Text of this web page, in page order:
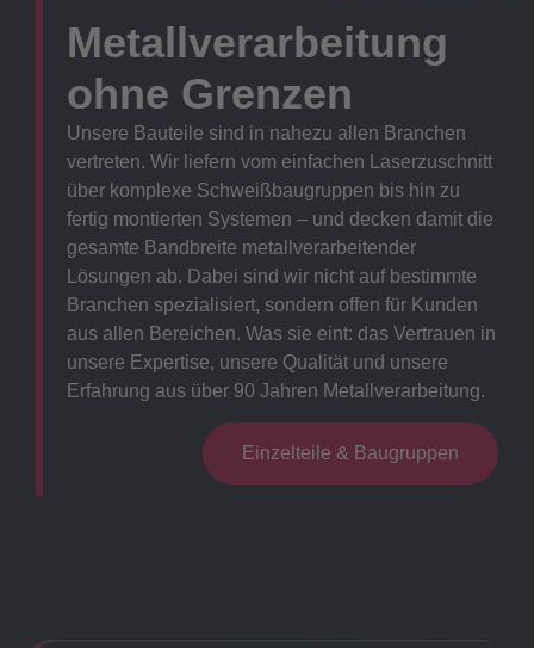
Metallverarbeitung
ohne Grenzen
Unsere Bauteile sind in nahezu allen Branchen
vertreten. Wir liefern vom einfachen Laserzuschnitt
über komplexe Schweißbaugruppen bis hin zu
fertig montierten Systemen – und decken damit die
gesamte Bandbreite metallverarbeitender
Lösungen ab. Dabei sind wir nicht auf bestimmte
Branchen spezialisiert, sondern offen für Kunden
aus allen Bereichen. Was sie eint: das Vertrauen in
unsere Expertise, unsere Qualität und unsere
Erfahrung aus über 90 Jahren Metallverarbeitung.
Einzelteile & Baugruppen